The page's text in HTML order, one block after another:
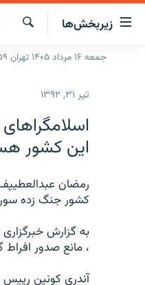
لینک‌های
قابلیت
دسترسی
زیربخش‌ها
صفحه اصلی
انتخاب کنید و بشنوید
برنامه‌های رادیویی
چندرسانه‌ای
گزارش‌های تصویری
گزارش‌های ویدئویی
جستجو
جمعه ۱۶ مرداد ۱۴۰۵ تهران ۱۲:۵۹
تیر ۳۱, ۱۳۹۲
این کشور
رمضان
کشور جنگ زده
به گزارش
، مانع صدور افراط